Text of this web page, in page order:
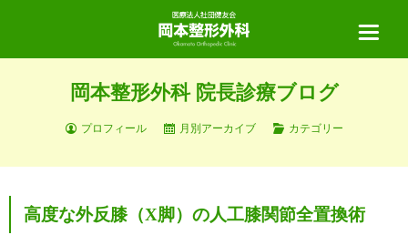
ホーム
当院について
岡本整形外科 院長診療ブログ
プロフィール 月別アーカイブ カテゴリー
高度な外反膝（X脚）の人工膝関節全置換術